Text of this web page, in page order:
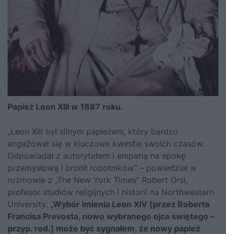
Papież Leon XIII w 1887 roku.
„Leon XIII był silnym papieżem, który bardzo
angażował się w kluczowe kwestie swoich czasów.
Odpowiadał z autorytetem i empatią na epokę
przemysłową i bronił robotników” – powiedział w
rozmowie z „The New York Times” Robert Orsi,
profesor studiów religijnych i historii na Northwestern
University. „Wybór imienia Leon XIV [przez Roberta
Francisa Prevosta, nowo wybranego ojca świętego –
przyp. red.] może być sygnałem, że nowy papież